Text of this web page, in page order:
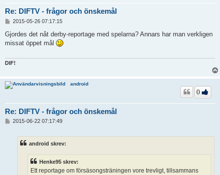
Re: DIFTV - frågor och önskemål
l
ä
g
2015-05-26 07:17:15
Gjordes det nåt derby-reportage med spelarna? Annars har man verkligen
missat öppet mål
DIF!
android
Re: DIFTV - frågor och önskemål
0
2015-06-22 07:17:49
android skrev:
Henke95 skrev:
Ett reportage om försäsongsträningen vore trevligt, tillsammans